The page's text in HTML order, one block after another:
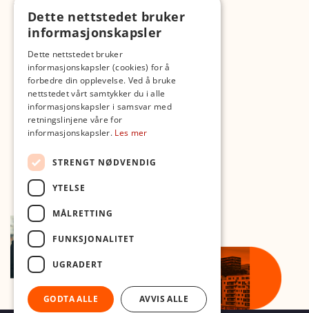
TikTok
Fotopodden
Med forbehold om skrive- og lagerfeil
Dette nettstedet bruker
informasjonskapsler
Dette nettstedet bruker
informasjonskapsler (cookies) for å
forbedre din opplevelse. Ved å bruke
nettstedet vårt samtykker du i alle
informasjonskapsler i samsvar med
retningslinjene våre for
informasjonskapsler. Les mer
STRENGT NØDVENDIG
YTELSE
MÅLRETTING
FUNKSJONALITET
UGRADERT
GODTA ALLE AVVIS ALLE